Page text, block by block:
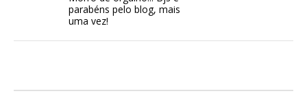
parabéns pelo blog, mais
uma vez!